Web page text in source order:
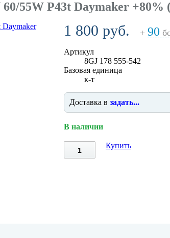
55W P43t Daymaker +80%
1 800 руб. + 90
Артикул
8GJ 178 555-542
Базовая единица
к-т
Доставка в задать...
В наличии
Купить